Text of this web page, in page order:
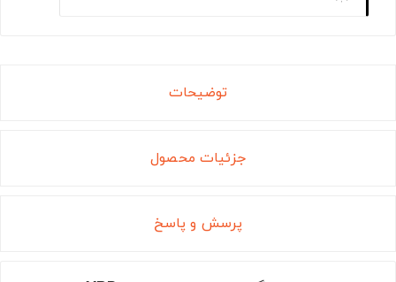
توضیحات
جزئیات محصول
پرسش و پاسخ